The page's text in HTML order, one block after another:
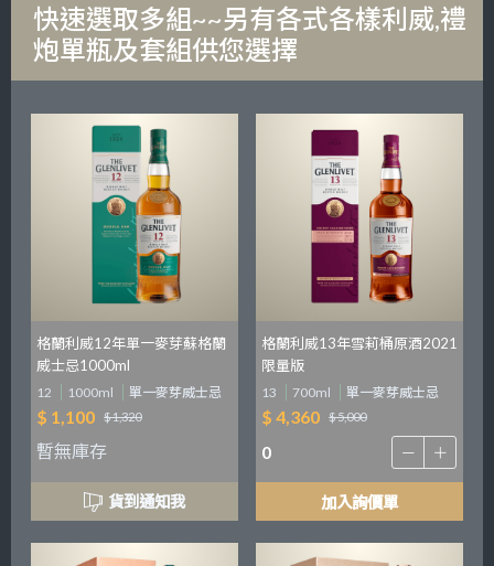
快速選取多組~~另有各式各樣利威,禮
炮單瓶及套組供您選擇
格蘭利威12年單一麥芽蘇格蘭
威士忌1000ml
12 1000ml 單一麥芽威士忌
$ 1,100 $ 1,320
暫無庫存
貨到通知我
格蘭利威13年雪莉桶原酒2021
限量版
13 700ml 單一麥芽威士忌
$ 4,360 $ 5,000
加入詢價單